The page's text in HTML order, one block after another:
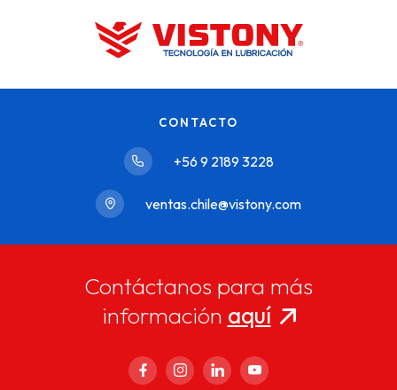
CONTACTO
+56 9 2189 3228
ventas.chile@vistony.com
Contáctanos para más
información aquí